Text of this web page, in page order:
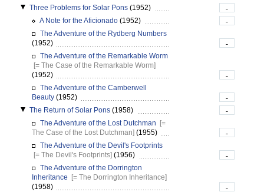
Three Problems for Solar Pons (1952)
-
A Note for the Aficionado (1952)
-
The Adventure of the Rydberg Numbers
(1952)
-
The Adventure of the Remarkable Worm
[= The Case of the Remarkable Worm]
(1952)
-
The Adventure of the Camberwell
Beauty (1952)
-
The Return of Solar Pons (1958)
-
The Adventure of the Lost Dutchman
[=
The Case of the Lost Dutchman] (1955)
-
The Adventure of the Devil's Footprints
[= The Devil's Footprints] (1956)
-
The Adventure of the Dorrington
Inheritance
[= The Dorrington Inheritance]
(1958)
-